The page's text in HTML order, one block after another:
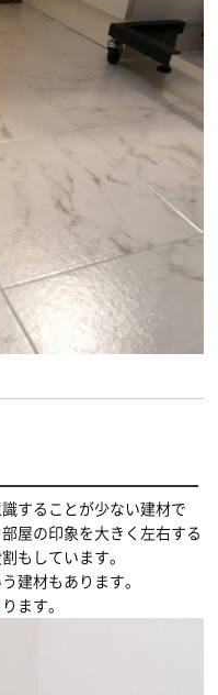
することが少ない建材で
屋の印象を大きく左右する
もしています。
建材もあります。
ます。